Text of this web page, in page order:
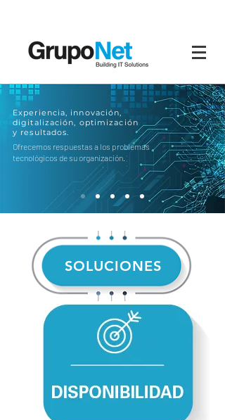
Experiencia, innovación,
digitalización, optimización
y resultados.
Ofrecemos respuestas a los problemas
tecnológicos de su organización.
SOLUCIONES